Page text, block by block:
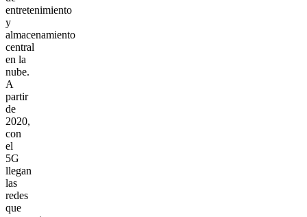
entretenimiento
y
almacenamiento
central
en la
nube.
A
partir
de
2020,
con
el
5G
llegan
las
redes
que